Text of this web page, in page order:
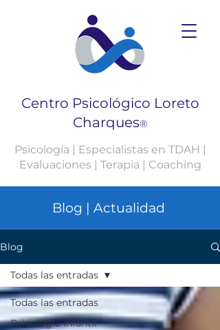
Centro Psicológico Loreto
Charques®
Psicología | Especialistas en TDAH |
Evaluaciones | Terapia | Coaching
Blog | Actualidad
Blog
Todas las entradas
Psicología Infantil
Todas las entradas